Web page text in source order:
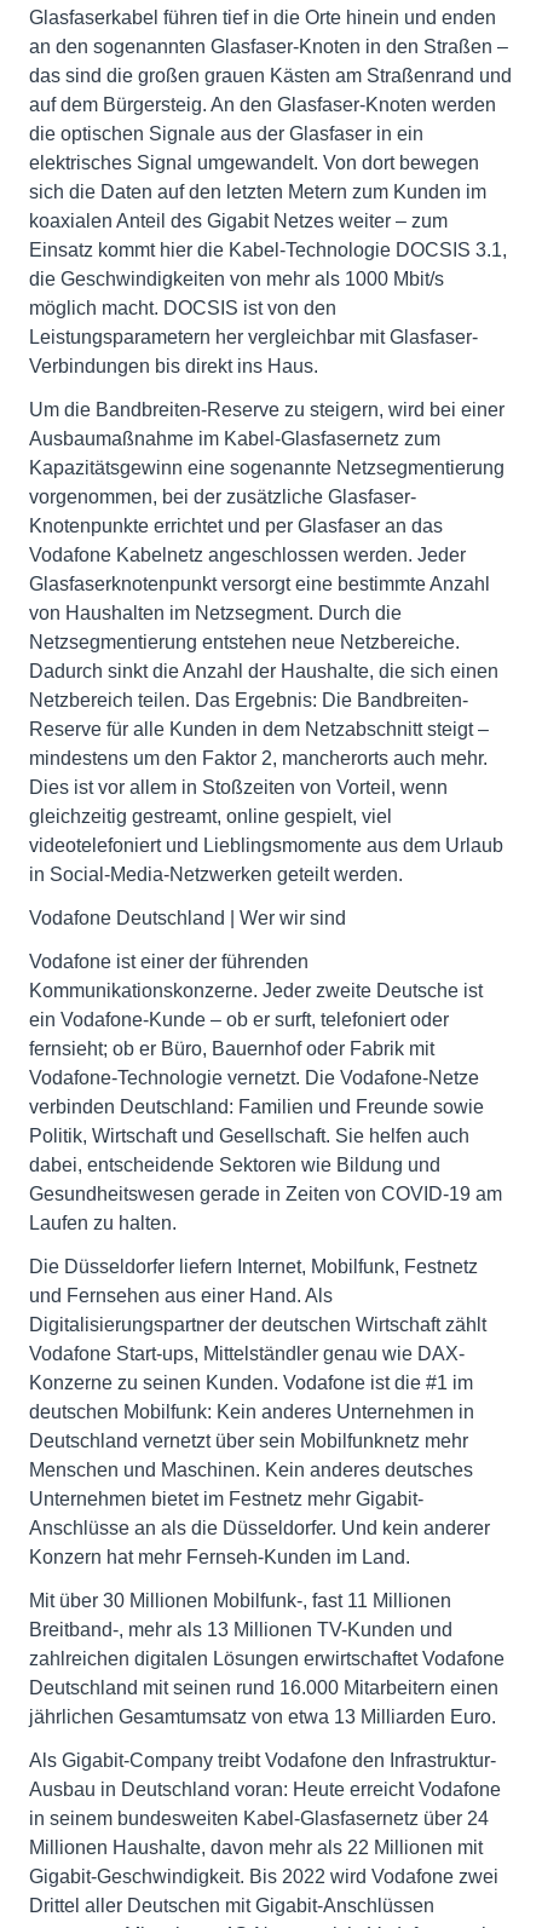
Glasfaserkabel führen tief in die Orte hinein und enden
an den sogenannten Glasfaser-Knoten in den Straßen –
das sind die großen grauen Kästen am Straßenrand und
auf dem Bürgersteig. An den Glasfaser-Knoten werden
die optischen Signale aus der Glasfaser in ein
elektrisches Signal umgewandelt. Von dort bewegen
sich die Daten auf den letzten Metern zum Kunden im
koaxialen Anteil des Gigabit Netzes weiter – zum
Einsatz kommt hier die Kabel-Technologie DOCSIS 3.1,
die Geschwindigkeiten von mehr als 1000 Mbit/s
möglich macht. DOCSIS ist von den
Leistungsparametern her vergleichbar mit Glasfaser-
Verbindungen bis direkt ins Haus.
Um die Bandbreiten-Reserve zu steigern, wird bei einer
Ausbaumaßnahme im Kabel-Glasfasernetz zum
Kapazitätsgewinn eine sogenannte Netzsegmentierung
vorgenommen, bei der zusätzliche Glasfaser-
Knotenpunkte errichtet und per Glasfaser an das
Vodafone Kabelnetz angeschlossen werden. Jeder
Glasfaserknotenpunkt versorgt eine bestimmte Anzahl
von Haushalten im Netzsegment. Durch die
Netzsegmentierung entstehen neue Netzbereiche.
Dadurch sinkt die Anzahl der Haushalte, die sich einen
Netzbereich teilen. Das Ergebnis: Die Bandbreiten-
Reserve für alle Kunden in dem Netzabschnitt steigt –
mindestens um den Faktor 2, mancherorts auch mehr.
Dies ist vor allem in Stoßzeiten von Vorteil, wenn
gleichzeitig gestreamt, online gespielt, viel
videotelefoniert und Lieblingsmomente aus dem Urlaub
in Social-Media-Netzwerken geteilt werden.
Vodafone Deutschland | Wer wir sind
Vodafone ist einer der führenden
Kommunikationskonzerne. Jeder zweite Deutsche ist
ein Vodafone-Kunde – ob er surft, telefoniert oder
fernsieht; ob er Büro, Bauernhof oder Fabrik mit
Vodafone-Technologie vernetzt. Die Vodafone-Netze
verbinden Deutschland: Familien und Freunde sowie
Politik, Wirtschaft und Gesellschaft. Sie helfen auch
dabei, entscheidende Sektoren wie Bildung und
Gesundheitswesen gerade in Zeiten von COVID-19 am
Laufen zu halten.
Die Düsseldorfer liefern Internet, Mobilfunk, Festnetz
und Fernsehen aus einer Hand. Als
Digitalisierungspartner der deutschen Wirtschaft zählt
Vodafone Start-ups, Mittelständler genau wie DAX-
Konzerne zu seinen Kunden. Vodafone ist die #1 im
deutschen Mobilfunk: Kein anderes Unternehmen in
Deutschland vernetzt über sein Mobilfunknetz mehr
Menschen und Maschinen. Kein anderes deutsches
Unternehmen bietet im Festnetz mehr Gigabit-
Anschlüsse an als die Düsseldorfer. Und kein anderer
Konzern hat mehr Fernseh-Kunden im Land.
Mit über 30 Millionen Mobilfunk-, fast 11 Millionen
Breitband-, mehr als 13 Millionen TV-Kunden und
zahlreichen digitalen Lösungen erwirtschaftet Vodafone
Deutschland mit seinen rund 16.000 Mitarbeitern einen
jährlichen Gesamtumsatz von etwa 13 Milliarden Euro.
Als Gigabit-Company treibt Vodafone den Infrastruktur-
Ausbau in Deutschland voran: Heute erreicht Vodafone
in seinem bundesweiten Kabel-Glasfasernetz über 24
Millionen Haushalte, davon mehr als 22 Millionen mit
Gigabit-Geschwindigkeit. Bis 2022 wird Vodafone zwei
Drittel aller Deutschen mit Gigabit-Anschlüssen